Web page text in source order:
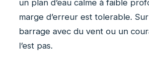
un plan d’eau calme à faible
marge d’erreur est tolerable.
barrage avec du vent ou un
l’est pas.